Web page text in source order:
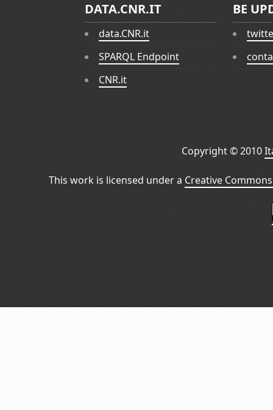
DATA.CNR.IT
data.CNR.it
SPARQL Endpoint
CNR.it
BE
Copyright © 2010
This work is licensed under a Creative